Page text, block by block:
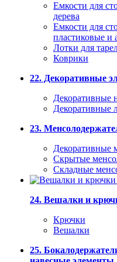
Емкости для
дерева
Емкости для
пластиковые
Лотки для
Коврики
22. Декоративные
Декоративные
Декоративные
23.
Декоративные
Скрытые
Складные
24. Вешалки и
Крючки
Вешалки
25.